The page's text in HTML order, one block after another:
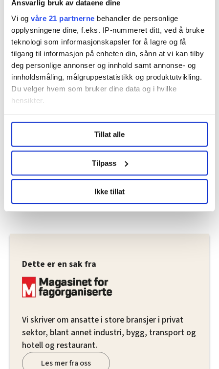
Ansvarlig bruk av dataene dine
Vi og våre 21 partnerne behandler de personlige
opplysningene dine, f.eks. IP-nummeret ditt, ved å bruke
teknologi som informasjonskapsler for å lagre og få
tilgang til informasjon på enheten din, sånn at vi kan tilby
deg personlige annonser og innhold samt annonse- og
innholdsmåling, målgruppestatistikk og produktutvikling.
Du velger hvem som bruker dine data og i hvilke
hensikter.
Undermer infokan du lese om hvordan dine personlige
data behandles og hvordan du kan velge hvordan de skal
brukes. Du kan hele tiden endre eller trekke tilbake ditt
samtykke fra erklæringen om informasjonskapsler.
LO Medias publikasjoner frifagbevegelse.no, hk-nytt.no
og fontene.no bruker informasjonskapsler (cookies) for å
lære hvordan våre nettsider blir brukt slik at vi tilby
innenfor analyse og annonsering. Disse er angitt i
oversikten lengre ned på denne siden.
Tillat alle
Tilpass
Ikke tillat
ramma på 1,7 prosent, men siden vi har utsatt en del
av innslagspunktene for ytterligere økning i timelønna,
så har vi allerede sikret en del av lønnsveksten også i
2021, sier Ole Einar Adamsrød fornøyd.
Et enstemmig forhandlingsutvalg anbefaler derfor
medlemmene å stemme ja til resultatet. Fristen for
uravstemningen er 3. desember.
over fem år gammel
Nyheter lønnsoppgjøret fellesforbundet
Dette er en sak fra
Vi skriver om ansatte i store bransjer i privat
sektor, blant annet industri, bygg, transport og
hotell og restaurant.
Les mer fra oss